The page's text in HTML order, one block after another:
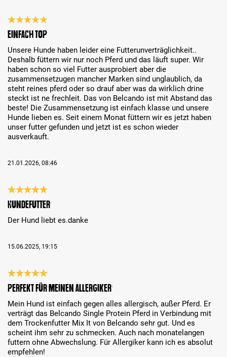
Bewertung mit 5 von 5 Sternen
Einfach top
Unsere Hunde haben leider eine Futterunverträglichkeit..
Deshalb füttern wir nur noch Pferd und das läuft super. Wir
haben schon so viel Futter ausprobiert aber die
zusammensetzugen mancher Marken sind unglaublich, da
steht reines pferd oder so drauf aber was da wirklich drine
steckt ist ne frechleit. Das von Belcando ist mit Abstand das
beste! Die Zusammensetzung ist einfach klasse und unsere
Hunde lieben es. Seit einem Monat füttern wir es jetzt haben
unser futter gefunden und jetzt ist es schon wieder
ausverkauft.
21.01.2026, 08:46
Bewertung mit 5 von 5 Sternen
Hundefutter
Der Hund liebt es.danke
15.06.2025, 19:15
Bewertung mit 5 von 5 Sternen
Perfekt für meinen Allergiker
Mein Hund ist einfach gegen alles allergisch, außer Pferd. Er
verträgt das Belcando Single Protein Pferd in Verbindung mit
dem Trockenfutter Mix It von Belcando sehr gut. Und es
scheint ihm sehr zu schmecken. Auch nach monatelangen
futtern ohne Abwechslung. Für Allergiker kann ich es absolut
empfehlen!